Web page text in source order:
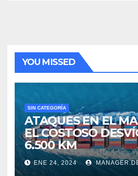
YOU MISSED
SIN CATEGORÍA
ATAQUES EN EL
EL COSTOSO
6.500 KM
ENE 24, 2024